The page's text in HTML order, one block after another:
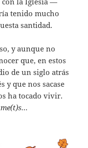
tenido mucho
santidad.
y aunque no
que, en estos
de un siglo atrás
y que nos sacase
ha tocado vivir.